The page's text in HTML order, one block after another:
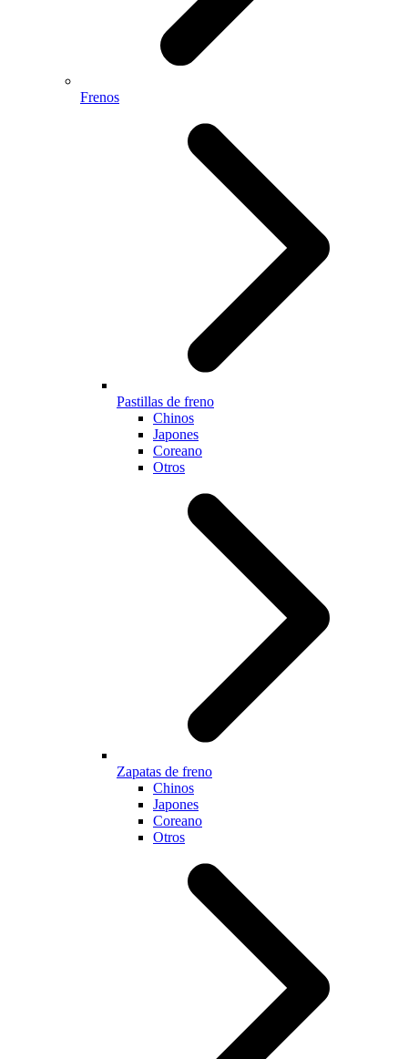
Frenos
Pastillas de freno
Chinos
Japones
Coreano
Otros
Zapatas de freno
Chinos
Japones
Coreano
Otros